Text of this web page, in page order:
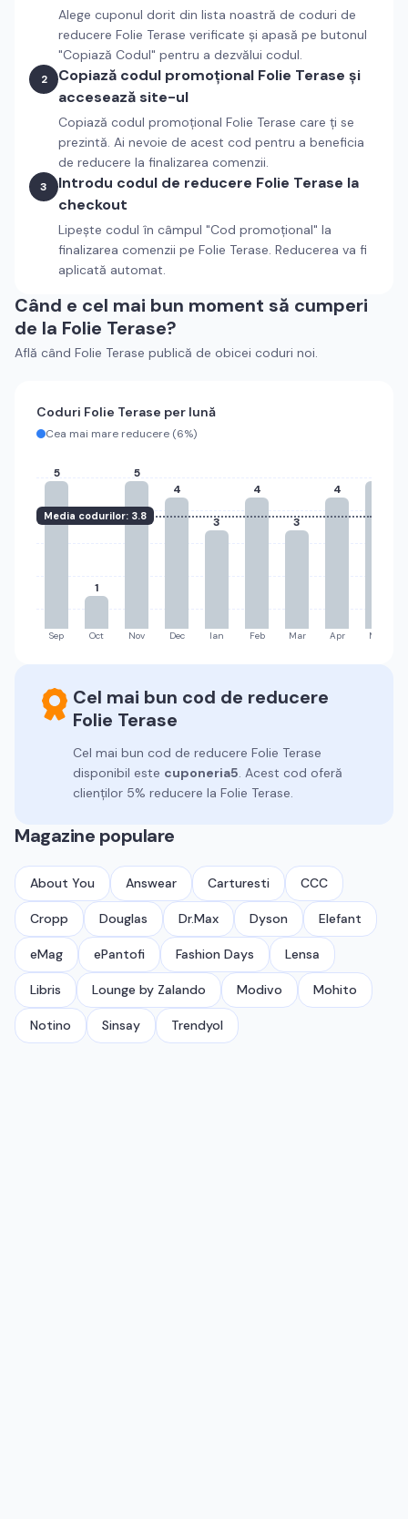
Alege cuponul dorit din lista noastră de coduri de
reducere Folie Terase verificate și apasă pe butonul
"Copiază Codul" pentru a dezvălui codul.
2 Copiază codul promoțional Folie Terase și
accesează site-ul
Copiază codul promoțional Folie Terase care ți se
prezintă. Ai nevoie de acest cod pentru a beneficia
de reducere la finalizarea comenzii.
3 Introdu codul de reducere Folie Terase la
checkout
Lipește codul în câmpul "Cod promoțional" la
finalizarea comenzii pe Folie Terase. Reducerea va fi
aplicată automat.
Când e cel mai bun moment să cumperi
de la Folie Terase?
Află când Folie Terase publică de obicei coduri noi.
Coduri Folie Terase per lună
Cea mai mare reducere (6%)
Media codurilor: 3.8
5
Sep
1
Oct
5
Nov
4
Dec
3
Ian
4
Feb
3
Mar
4
Apr Mai
Cel mai bun cod de reducere
Folie Terase
Cel mai bun cod de reducere Folie Terase
disponibil este cuponeria5. Acest cod oferă
clienților 5% reducere la Folie Terase.
Magazine populare
About You Answear Carturesti CCC
Cropp Douglas Dr.Max Dyson Elefant
eMag ePantofi Fashion Days Lensa
Libris Lounge by Zalando Modivo Mohito
Notino Sinsay Trendyol